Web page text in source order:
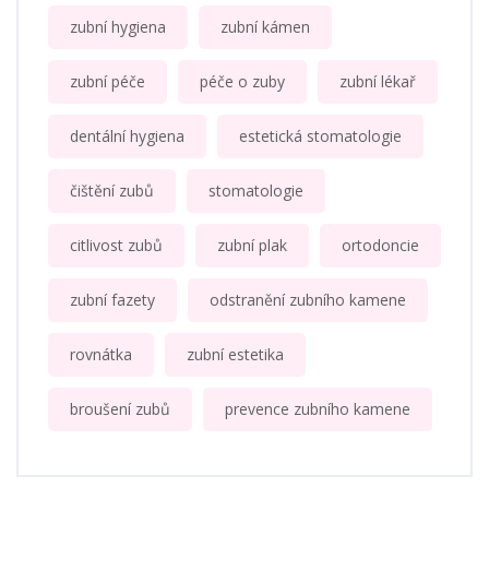
zubní hygiena zubní kámen
zubní péče péče o zuby zubní lékař
dentální hygiena estetická stomatologie
čištění zubů stomatologie
citlivost zubů zubní plak ortodoncie
zubní fazety odstranění zubního kamene
rovnátka zubní estetika
broušení zubů prevence zubního kamene